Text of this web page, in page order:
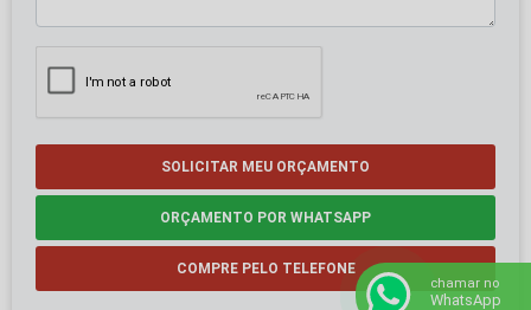
SOLICITAR MEU ORÇAMENTO
ORÇAMENTO POR WHATSAPP
COMPRE PELO TELEFONE
chamar no
WhatsApp